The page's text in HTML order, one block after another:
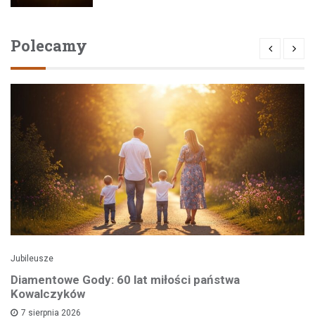
Polecamy
Jubileusze
Diamentowe Gody: 60 lat miłości państwa
Kowalczyków
7 sierpnia 2026